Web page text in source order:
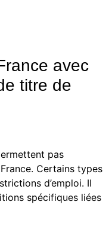
avec
titre de
pas
Certains types
d’emploi. Il
spécifiques liées